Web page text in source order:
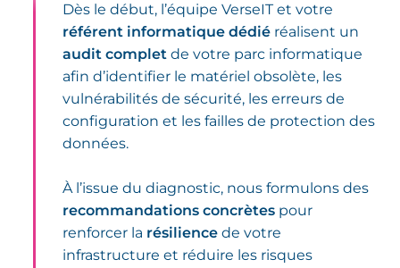
Dès le début, l’équipe VerseIT et votre
référent informatique dédié réalisent un
audit complet de votre parc informatique
afin d’identifier le matériel obsolète, les
vulnérabilités de sécurité, les erreurs de
configuration et les failles de protection des
données.
À l’issue du diagnostic, nous formulons des
recommandations concrètes pour
renforcer la résilience de votre
infrastructure et réduire les risques